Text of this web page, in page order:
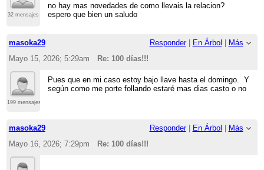
32 mensajes
no hay mas novedades de como llevais la relacion?
espero que bien un saludo
masoka29 Responder| En Árbol
Más
Mayo 15, 2026; 5:29am
Re: 100 días!!!
199 mensajes
Pues que en mi caso estoy bajo llave hasta el domingo. Y
según como me porte follando estaré mas dias casto o no
masoka29 Responder| En Árbol
Más
Mayo 16, 2026; 7:29pm
Re: 100 días!!!